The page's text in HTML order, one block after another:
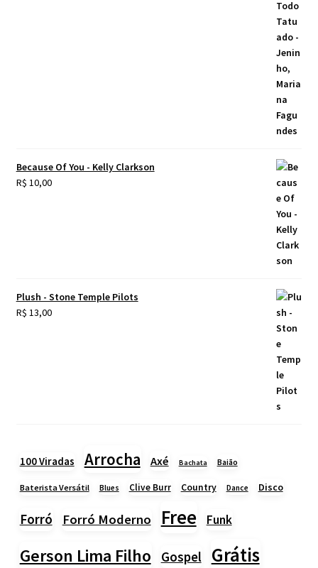
Because Of You - Kelly Clarkson
R$ 10,00
Plush - Stone Temple Pilots
R$ 13,00
100 Viradas Arrocha Axé Bachata Baião
Baterista Versátil Blues Clive Burr Country Dance Disco
Forró Forró Moderno Free Funk
Gerson Lima Filho Gospel Grátis